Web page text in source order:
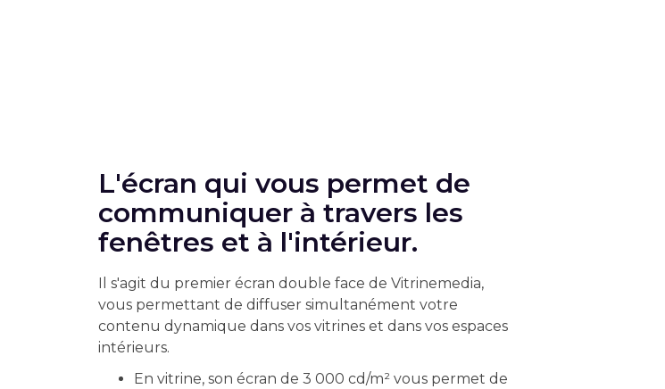
L'écran qui vous permet de
communiquer à travers les
fenêtres et à l'intérieur.
Il s'agit du premier écran double face de Vitrinemedia,
vous permettant de diffuser simultanément votre
contenu dynamique dans vos vitrines et dans vos espaces
intérieurs.
En vitrine, son écran de 3 000 cd/m² vous permet de